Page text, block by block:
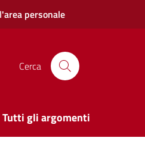
personale
Cerca
Tutti gli argomenti